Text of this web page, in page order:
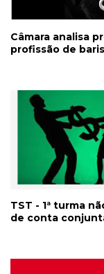
Câmara analisa
profissão de
TST - 1ª turma
de conta